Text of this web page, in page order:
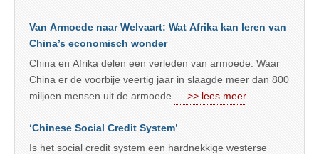
Van Armoede naar Welvaart: Wat Afrika kan leren van
China’s economisch wonder
China en Afrika delen een verleden van armoede. Waar
China er de voorbije veertig jaar in slaagde meer dan 800
miljoen mensen uit de armoede
… >> lees meer
‘Chinese Social Credit System’
Is het social credit system een hardnekkige westerse